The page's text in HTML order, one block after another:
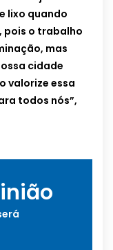
lixo quando
pois o trabalho
mas
cidade
valorize essa
todos nós”,